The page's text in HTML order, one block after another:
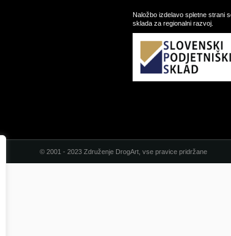
Naložbo izdelavo spletne strani
sklada za regionalni razvoj.
© 2001 - 2023 Združenje DrogArt, vse pravice pridržane